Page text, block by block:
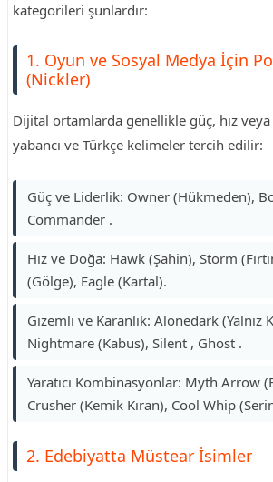
kategorileri şunlardır:
1. Oyun ve Sosyal Medya İçin
(Nickler)
Dijital ortamlarda genellikle güç, hız veya
yabancı ve Türkçe kelimeler tercih edilir:
Güç ve Liderlik: Owner (Hükmeden),
Commander .
Hız ve Doğa: Hawk (Şahin), Storm
(Gölge), Eagle (Kartal).
Gizemli ve Karanlık: Alonedark (Yalnız
Nightmare (Kabus), Silent , Ghost .
Yaratıcı Kombinasyonlar: Myth Arrow
Crusher (Kemik Kıran), Cool Whip
2. Edebiyatta Müstear İsimler